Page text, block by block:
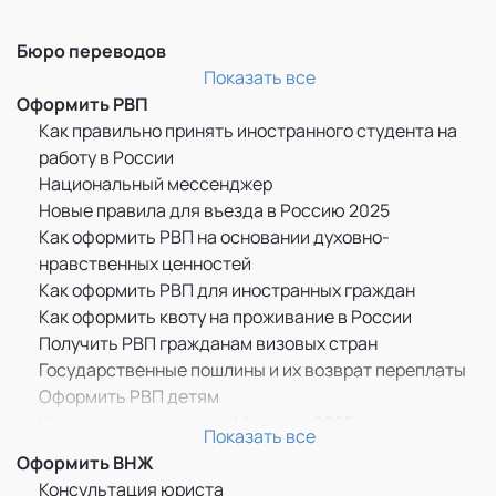
Бюро переводов
Перевод и легализация документов
Показать все
Оформить РВП
Как правильно принять иностранного студента на
работу в России
Национальный мессенджер
Новые правила для въезда в Россию 2025
Как оформить РВП на основании духовно-
нравственных ценностей
Как оформить РВП для иностранных граждан
Как оформить квоту на проживание в России
Получить РВП гражданам визовых стран
Государственные пошлины и их возврат переплаты
Оформить РВП детям
ММЦ САХАРОВО
Показать все
Оформить ВНЖ
Консультация юриста